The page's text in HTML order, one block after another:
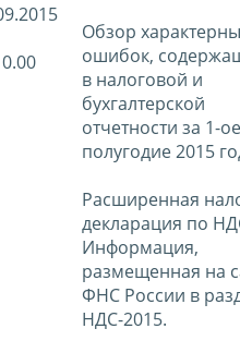
Обзор
ошибок,
в налоговой и
бухгалтерской
отчетности за 1-ое
полугодие 2015
Расширенная
декларация по
Информация,
размещенная на
ФНС России в
НДС-2015.